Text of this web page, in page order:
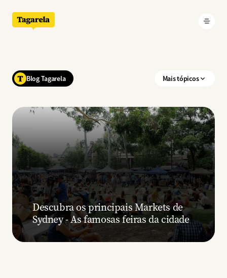
Blog Tagarela Mais tópicos
Descubra os principais Markets de
Sydney - As famosas feiras da cidade